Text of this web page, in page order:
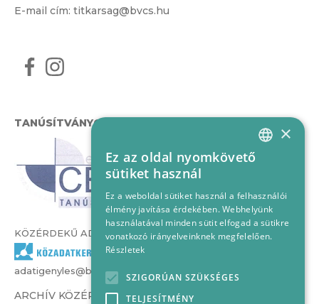
E-mail cím: titkarsag@bvcs.hu
TANÚSÍTVÁNYOK
KÖZÉRDEKŰ ADATOK
adatigenyles@bvcs.hu
ARCHÍV KÖZÉRDEKŰ ADATOK –
HUNGARIAN
×
Ez az oldal nyomkövető
sütiket használ
Ez a weboldal sütiket használ a felhasználói
élmény javítása érdekében. Webhelyünk
használatával minden sütit elfogad a sütikre
vonatkozó irányelveinknek megfelelően.
Részletek
SZIGORÚAN SZÜKSÉGES
TELJESÍTMÉNY